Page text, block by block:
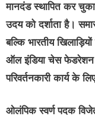
मानदंड स्थापित कर
उदय को दर्शाता है।
बल्कि भारतीय
ऑल इंडिया चेस
परिवर्तनकारी कार्य के
ओलंपिक स्वर्ण पदक